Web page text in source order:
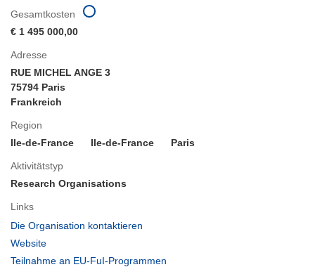
Adresse
RUE MICHEL ANGE 3
75794 Paris
Frankreich
Region
Ile-de-France
Ile-de-France Paris
Aktivitätstyp
Research Organisations
Links
Die Organisation kontaktieren
Website
in
Teilnahme an EU-FuI-Programmen
Gesamtkosten
€ 1 495 000,00